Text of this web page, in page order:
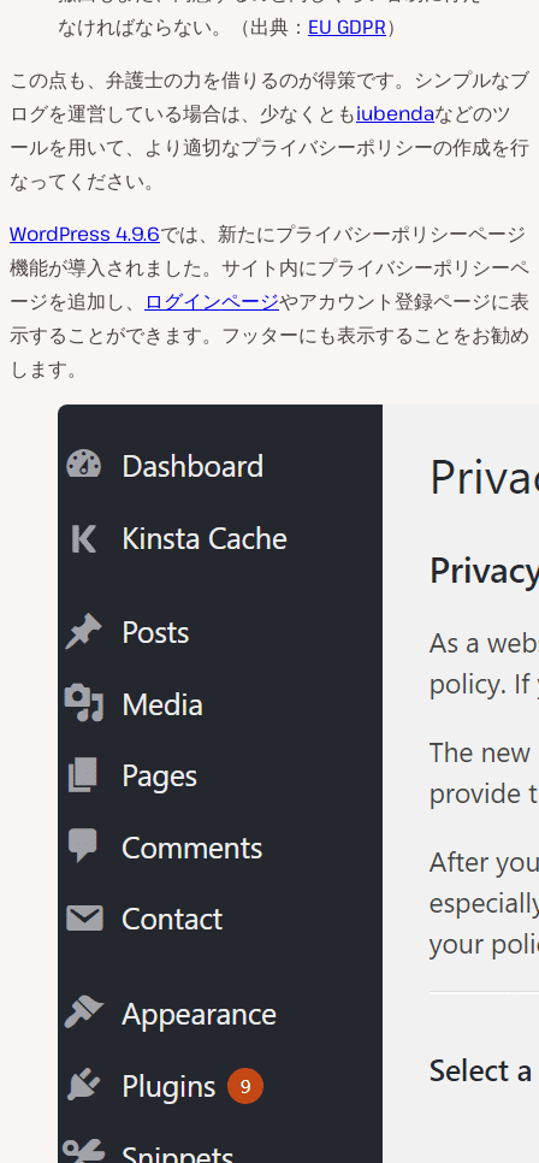
なければならない。（出典： EU GDPR）
この点も、弁護士の力を借りるのが得策です。シンプルなブ
ログを運営している場合は、少なくともiubendaなどのツ
ールを用いて、より適切なプライバシーポリシーの作成を行
なってください。
WordPress 4.9.6では、新たにプライバシーポリシーページ
機能が導入されました。サイト内にプライバシーポリシーペ
ージを追加し、
ログインページやアカウント登録ページに表
示することができます。フッターにも表示することをお勧め
します。